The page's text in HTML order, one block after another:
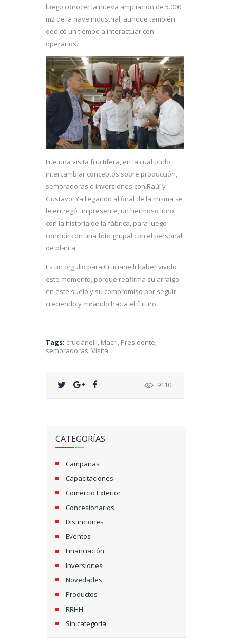
luego conocer la nueva ampliación de 5.000
m2 de la nave industrial; aunque también
dedicó un tiempo a interactuar con
operarios.
Fue una visita fructífera, en la cual pudo
intercambiar conceptos sobre producción,
sembradoras e inversiones con Raúl y
Gustavo. Ya llegando al final de la misma se
le entregó un presente, un hermoso libro
con la historia de la fábrica, para luego
concluir con una foto grupal con el personal
de planta.
Es un orgullo para Crucianelli haber vivido
este momento, porque reafirma su arraigo
en este suelo y su compromiso por seguir
creciendo y mirando hacia el futuro.
Tags: crucianelli, Macri, Presidente,
sembradoras,Visita
9110
CATEGORÍAS
Campañas
Capacitaciones
Comercio Exterior
Concesionarios
Distinciones
Eventos
Financiación
Inversiones
Novedades
Productos
RRHH
Sin categoría